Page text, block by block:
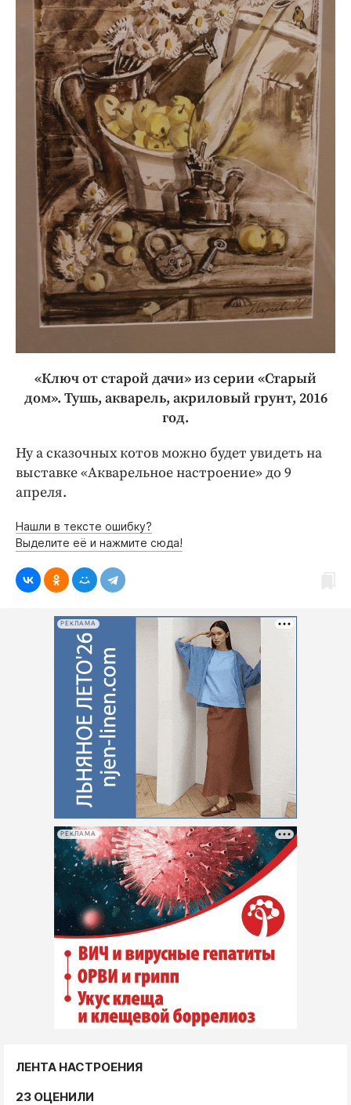
«Ключ от старой дачи» из серии «Старый
дом». Тушь, акварель, акриловый грунт, 2016
год.
Ну а сказочных котов можно будет увидеть на
выставке «Акварельное настроение» до 9
апреля.
Нашли в тексте ошибку?
Выделите её и нажмите сюда!
РЕКЛАМА
РЕКЛАМА
ЛЕНТА НАСТРОЕНИЯ
23 ОЦЕНИЛИ